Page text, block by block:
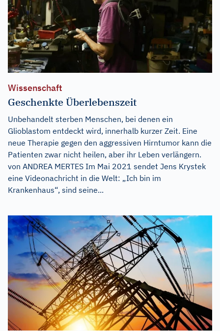
Wissenschaft
Geschenkte Überlebenszeit
Unbehandelt sterben Menschen, bei denen ein
Glioblastom entdeckt wird, innerhalb kurzer Zeit. Eine
neue Therapie gegen den aggressiven Hirntumor kann die
Patienten zwar nicht heilen, aber ihr Leben verlängern.
von ANDREA MERTES Im Mai 2021 sendet Jens Krystek
eine Videonachricht in die Welt: „Ich bin im
Krankenhaus“, sind seine...